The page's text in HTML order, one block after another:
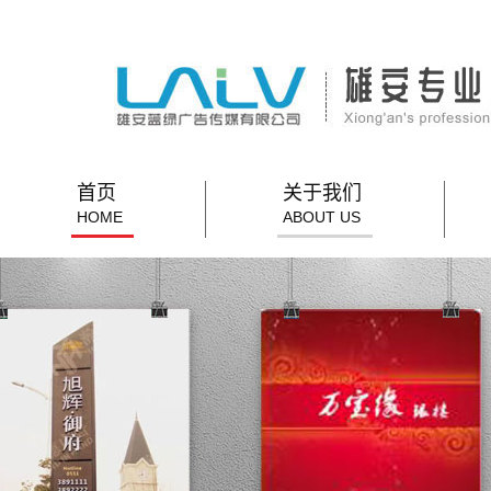
首页
HOME
关于我们
ABOUT US